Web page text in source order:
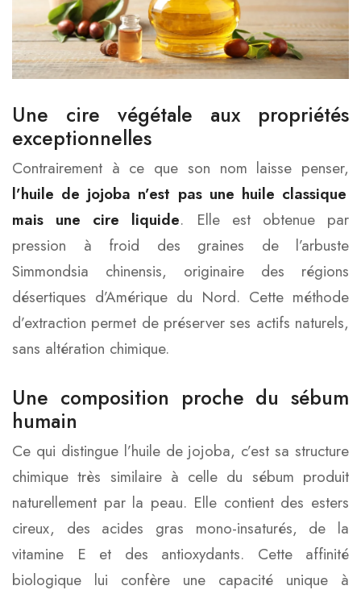
Une cire végétale aux propriétés
exceptionnelles
Contrairement à ce que son nom laisse penser,
l’huile de jojoba n’est pas une huile classique
mais une cire liquide. Elle est obtenue par
pression à froid des graines de l’arbuste
Simmondsia chinensis, originaire des régions
désertiques d’Amérique du Nord. Cette méthode
d’extraction permet de préserver ses actifs naturels,
sans altération chimique.
Une composition proche du sébum
humain
Ce qui distingue l’huile de jojoba, c’est sa structure
chimique très similaire à celle du sébum produit
naturellement par la peau. Elle contient des esters
cireux, des acides gras mono-insaturés, de la
vitamine E et des antioxydants. Cette affinité
biologique lui confère une capacité unique à